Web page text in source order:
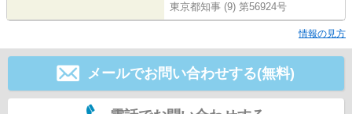
東京都知事 (9) 第56924号
情報の見方
メールでお問い合わせする(無料)